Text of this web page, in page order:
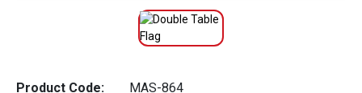
Product Code: MAS-864